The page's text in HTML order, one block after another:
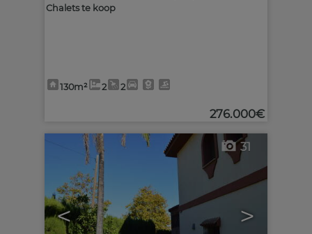
Chalets te koop
130m² 2 2
276.000€
< >
31